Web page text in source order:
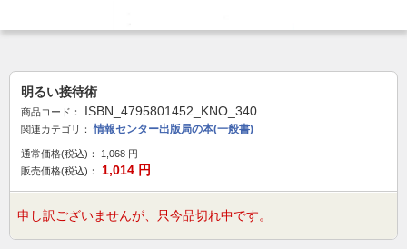
明るい接待術
商品コード： ISBN_4795801452_KNO_340
関連カテゴリ： 情報センター出版局の本(一般書)
通常価格(税込)： 1,068 円
販売価格(税込)：
1,014 円
申し訳ございませんが、只今品切れ中です。